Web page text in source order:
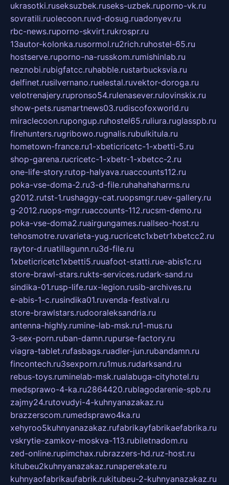
ukrasotki.ruseksuzbek.ruseks-uzbek.ruporno-vk.ru
sovratili.ruolecoon.ruvd-dosug.ruadonyev.ru
rbc-news.ruporno-skvirt.rukrospr.ru
13autor-kolonka.rusormol.ru2rich.ruhostel-65.ru
hostserve.ruporno-na-russkom.rumishinlab.ru
neznobi.rubigfatcc.ruhabble.rustarbucksvia.ru
delfinet.rusilvernano.ruelestal.ruvektor-doroga.ru
velotrenajery.rupronso54.rulenasever.rulovinskix.ru
show-pets.rusmartnews03.rudiscofoxworld.ru
miraclecoon.rupongup.ruhostel65.ruliura.ruglasspb.ru
firehunters.rugribowo.rugnalis.rubulkitula.ru
hometown-france.ru1-xbeticricetc-1-xbetti-5.ru
shop-garena.rucricetc-1-xbetr-1-xbetcc-2.ru
one-life-story.rutop-halyava.ruaccounts112.ru
poka-vse-doma-2.ru3-d-file.ruhahahaharms.ru
g2012.rutst-1.rushaggy-cat.ruopsmgr.ruev-gallery.ru
g-2012.ruops-mgr.ruaccounts-112.rucsm-demo.ru
poka-vse-doma2.ruairgungames.ruallseo-host.ru
tehosmotre.ruvarieta-yug.rucricetc1xbetr1xbetcc2.ru
raytor-d.ruatillagunn.ru3d-file.ru
1xbeticricetc1xbetti5.ruuafoot-statti.rue-abis1c.ru
store-brawl-stars.rukts-services.rudark-sand.ru
sindika-01.rusp-life.rux-legion.rusib-archives.ru
e-abis-1-c.rusindika01.ruvenda-festival.ru
store-brawlstars.rudooraleksandria.ru
antenna-highly.rumine-lab-msk.ru1-mus.ru
3-sex-porn.ruban-damn.rupurse-factory.ru
viagra-tablet.rufasbags.ruadler-jun.rubandamn.ru
fincontech.ru3sexporn.ru1mus.rudarksand.ru
rebus-toys.ruminelab-msk.rualabuga-cityhotel.ru
medsprawo-4-ka.ru2864420.rublagodarenie-spb.ru
zajmy24.rutovudyi-4-kuhnyanazakaz.ru
brazzerscom.rumedsprawo4ka.ru
xehyroo5kuhnyanazakaz.rufabrikayfabrikaefabrika.ru
vskrytie-zamkov-moskva-113.rubiletnadom.ru
zed-online.rupimchax.rubrazzers-hd.ruz-host.ru
kitubeu2kuhnyanazakaz.runaperekate.ru
kuhnyaofabrikaufabrik.rukitubeu-2-kuhnyanazakaz.ru